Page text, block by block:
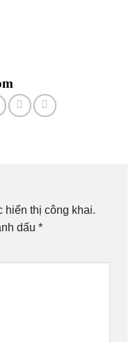
hiển thị công khai.
dấu *